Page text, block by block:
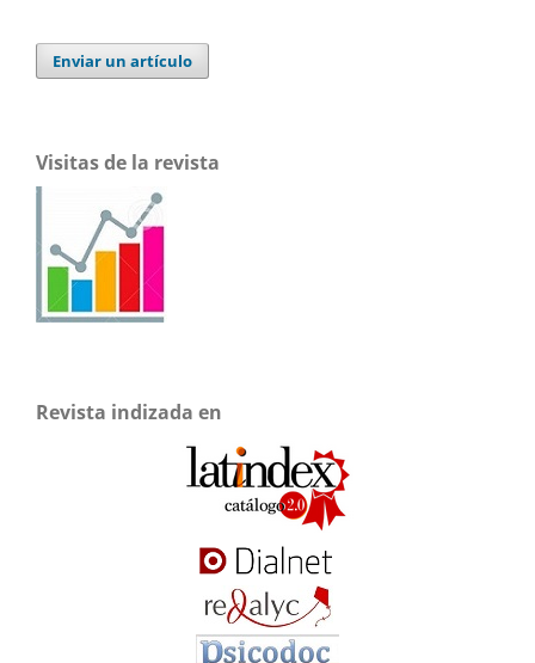
Enviar un artículo
Visitas de la revista
Revista indizada en